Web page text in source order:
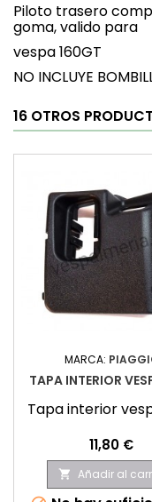
Piloto trasero
goma, valido para
vespa 160GT
NO INCLUYE
16 OTROS
MARCA:
TAPA INTERIOR
Tapa interior
Precio
11,80 €
 Añadir al